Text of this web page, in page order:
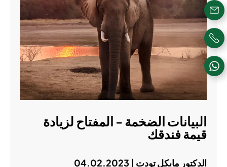
البيانات الضخمة - المفتاح لزيادة
قيمة فندقك
الدكتور مايكل تودت | 04.02.2023